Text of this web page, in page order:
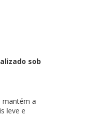
sob
mantém a
leve e